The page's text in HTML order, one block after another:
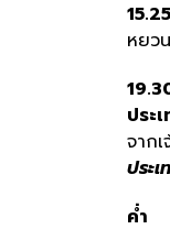
หยว
ประ
จาก
ประ
ค่ำ